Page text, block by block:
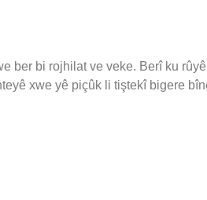
ber bi rojhilat ve veke. Berî ku
xwe yê piçûk li tiştekî bigere